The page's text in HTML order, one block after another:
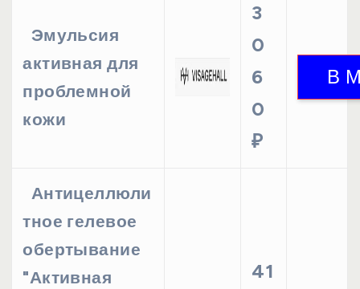
Эмульсия
активная для
проблемной
кожи
3
0
6
0
₽
Антицеллюли
тное гелевое
обертывание
"Активная
41